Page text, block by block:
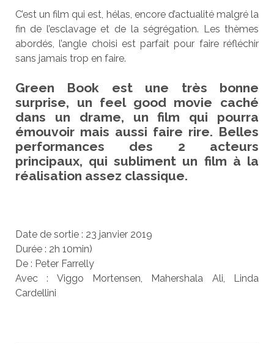
C’est un film qui est, hélas, encore d’actualité malgré la
fin de l’esclavage et de la ségrégation. Les thèmes
abordés, l’angle choisi est parfait pour faire réfléchir
sans jamais trop en faire.
Green Book est une très bonne
surprise, un feel good movie caché
dans un drame, un film qui pourra
émouvoir mais aussi faire rire. Belles
performances des 2 acteurs
principaux, qui subliment un film à la
réalisation assez classique.
Date de sortie : 23 janvier 2019
Durée : 2h 10min)
De : Peter Farrelly
Avec : Viggo Mortensen, Mahershala Ali, Linda
Cardellini